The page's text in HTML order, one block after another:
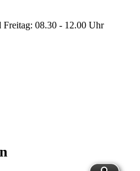
08.30 - 12.00 Uhr